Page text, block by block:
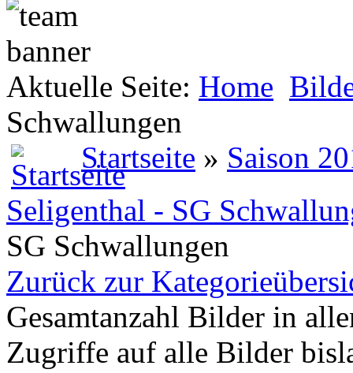
Aktuelle Seite: Home
Schwallungen
Startseite » Saison
Seligenthal - SG
SG Schwallungen
Zurück zur
Gesamtanzahl Bilder in
Zugriffe auf alle Bilder